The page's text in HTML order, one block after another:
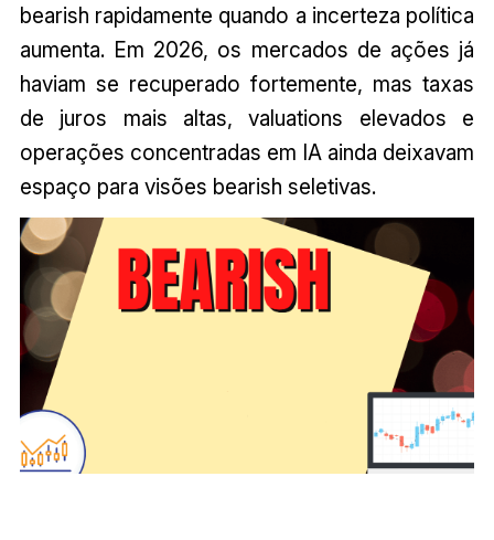
bearish rapidamente quando a incerteza política
aumenta. Em 2026, os mercados de ações já
haviam se recuperado fortemente, mas taxas
de juros mais altas, valuations elevados e
operações concentradas em IA ainda deixavam
espaço para visões bearish seletivas.